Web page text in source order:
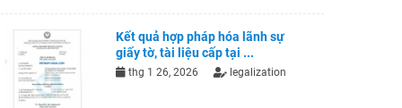
Kết quả hợp pháp hóa lãnh sự
giấy tờ, tài liệu cấp tại ...
thg 1 26, 2026 legalization